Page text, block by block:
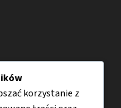
korzystanie z